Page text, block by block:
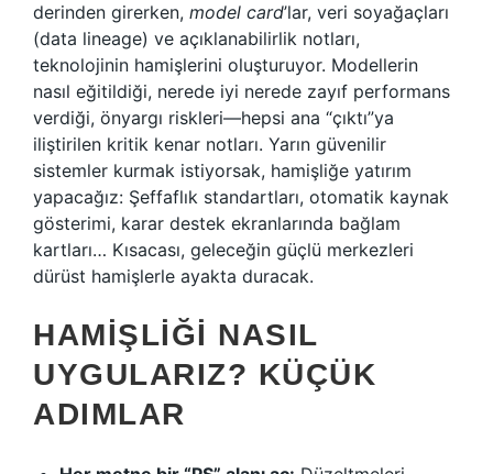
derinden girerken, model card’lar, veri soyağaçları
(data lineage) ve açıklanabilirlik notları,
teknolojinin hamişlerini oluşturuyor. Modellerin
nasıl eğitildiği, nerede iyi nerede zayıf performans
verdiği, önyargı riskleri—hepsi ana “çıktı”ya
iliştirilen kritik kenar notları. Yarın güvenilir
sistemler kurmak istiyorsak, hamişliğe yatırım
yapacağız: Şeffaflık standartları, otomatik kaynak
gösterimi, karar destek ekranlarında bağlam
kartları… Kısacası, geleceğin güçlü merkezleri
dürüst hamişlerle ayakta duracak.
HAMIŞLIĞI NASIL
UYGULARIZ? KÜÇÜK
ADIMLAR